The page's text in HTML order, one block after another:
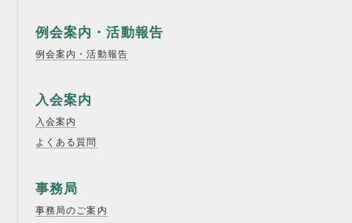
例会案内・活動報告
例会案内・活動報告
入会案内
入会案内
よくある質問
事務局
事務局のご案内